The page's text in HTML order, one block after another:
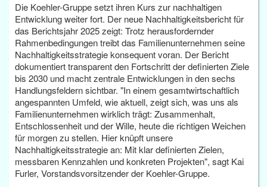
Die Koehler-Gruppe setzt ihren Kurs zur nachhaltigen
Entwicklung weiter fort. Der neue Nachhaltigkeitsbericht für
das Berichtsjahr 2025 zeigt: Trotz herausfordernder
Rahmenbedingungen treibt das Familienunternehmen seine
Nachhaltigkeitsstrategie konsequent voran. Der Bericht
dokumentiert transparent den Fortschritt der definierten Ziele
bis 2030 und macht zentrale Entwicklungen in den sechs
Handlungsfeldern sichtbar. "In einem gesamtwirtschaftlich
angespannten Umfeld, wie aktuell, zeigt sich, was uns als
Familienunternehmen wirklich trägt: Zusammenhalt,
Entschlossenheit und der Wille, heute die richtigen Weichen
für morgen zu stellen. Hier knüpft unsere
Nachhaltigkeitsstrategie an: Mit klar definierten Zielen,
messbaren Kennzahlen und konkreten Projekten", sagt Kai
Furler, Vorstandsvorsitzender der Koehler-Gruppe.